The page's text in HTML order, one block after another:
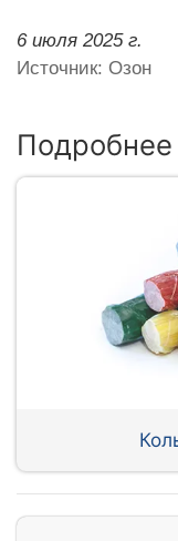
6 июля 2025 г.
Источник: Озон
Подробнее